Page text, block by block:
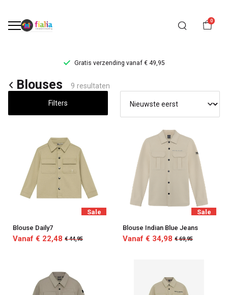
0
Gratis verzending vanaf € 49,95
Blouses
Kinderkleding
Blouses 9 resultaten
Filters
Sale
Blouse Daily7
Vanaf € 22,48 € 44,95
Sale
Blouse Indian Blue Jeans
Vanaf € 34,98 € 69,95